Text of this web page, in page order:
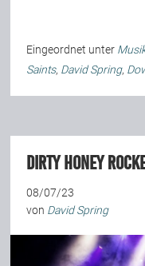
Eingeordnet unter
Saints, David Spring,
Dirty Honey
08/07/23
von David Spring